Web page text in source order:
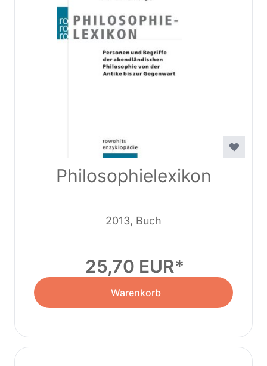
Philosophielexikon
2013, Buch
25,70 EUR
Warenkorb